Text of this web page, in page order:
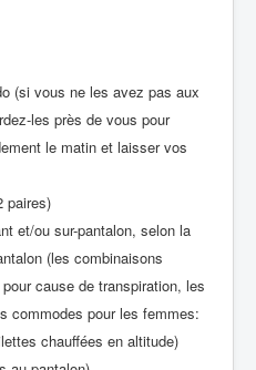
(si vous ne les avez pas aux
les près de vous pour
le matin et laisser vos
paires)
et/ou sur-pantalon, selon la
(les combinaisons
cause de transpiration, les
commodes pour les femmes:
chauffées en altitude)